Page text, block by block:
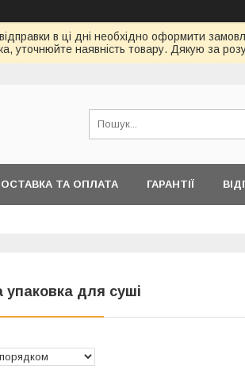
в ці дні необхідно оформити
уточнюйте наявність товару. Дякую за
ТА ОПЛАТА ГАРАНТІЇ
для суші